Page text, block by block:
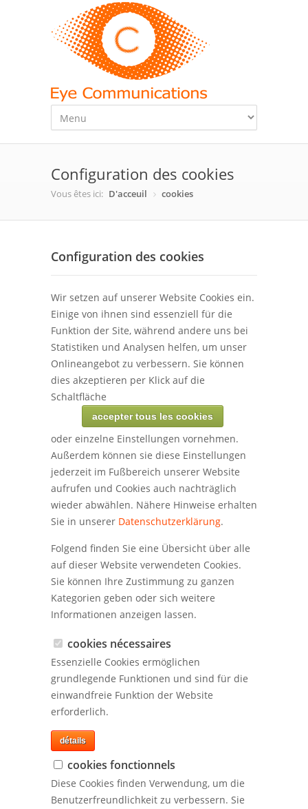
Configuration des cookies
Vous êtes ici: D'acceuil cookies
Configuration des cookies
Wir setzen auf unserer Website Cookies ein.
Einige von ihnen sind essenziell für die
Funktion der Site, während andere uns bei
Statistiken und Analysen helfen, um unser
Onlineangebot zu verbessern. Sie können
dies akzeptieren per Klick auf die
Schaltfläche
accepter tous les cookies
oder einzelne Einstellungen vornehmen.
Außerdem können sie diese Einstellungen
jederzeit im Fußbereich unserer Website
aufrufen und Cookies auch nachträglich
wieder abwählen. Nähere Hinweise erhalten
Sie in unserer Datenschutzerklärung.
Folgend finden Sie eine Übersicht über alle
auf dieser Website verwendeten Cookies.
Sie können Ihre Zustimmung zu ganzen
Kategorien geben oder sich weitere
Informationen anzeigen lassen.
cookies nécessaires
Essenzielle Cookies ermöglichen
grundlegende Funktionen und sind für die
einwandfreie Funktion der Website
erforderlich.
détails
cookies fonctionnels
Diese Cookies finden Verwendung, um die
Benutzerfreundlichkeit zu verbessern. Sie